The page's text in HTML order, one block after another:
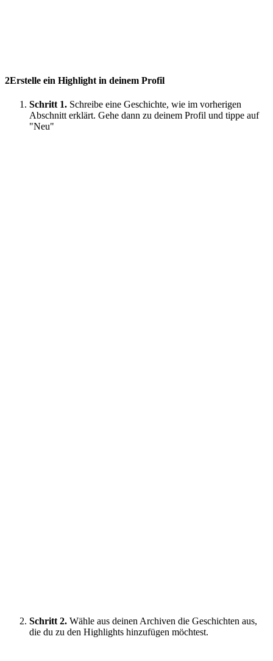
2Erstelle ein Highlight in deinem Profil
Schritt 1. Schreibe eine Geschichte, wie im vorherigen
Abschnitt erklärt. Gehe dann zu deinem Profil und tippe auf
"Neu"
Schritt 2. Wähle aus deinen Archiven die Geschichten aus,
die du zu den Highlights hinzufügen möchtest.